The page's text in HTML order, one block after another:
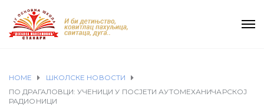
HOME
ШКОЛСКЕ НОВОСТИ
ПО ДРАГАЛОВЦИ: УЧЕНИЦИ У ПОСЈЕТИ АУТОМЕХАНИЧАРСКОЈ
РАДИОНИЦИ